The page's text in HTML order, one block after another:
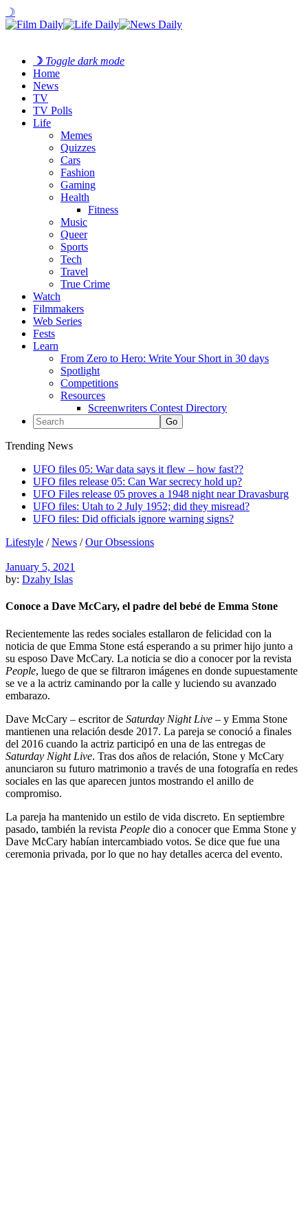
☽
☽ Toggle dark mode
Home
News
TV
TV Polls
Life
Memes
Quizzes
Cars
Fashion
Gaming
Health
Fitness
Music
Queer
Sports
Tech
Travel
True Crime
Watch
Filmmakers
Web Series
Fests
Learn
From Zero to Hero: Write Your Short in 30 days
Spotlight
Competitions
Resources
Screenwriters Contest Directory
Trending News
UFO files 05: War data says it flew – how fast??
UFO files release 05: Can War secrecy hold up?
UFO Files release 05 proves a 1948 night near Dravasburg
UFO files: Utah to 2 July 1952; did they misread?
UFO files: Did officials ignore warning signs?
Lifestyle /News /Our Obsessions
January 5, 2021
by: Dzahy Islas
Conoce a Dave McCary, el padre del bebé de Emma Stone
Recientemente las redes sociales estallaron de felicidad con la
noticia de que Emma Stone está esperando a su primer hijo junto a
su esposo Dave McCary. La noticia se dio a conocer por la revista
People, luego de que se filtraron imágenes en donde supuestamente
se ve a la actriz caminando por la calle y luciendo su avanzado
embarazo.
Dave McCary – escritor de Saturday Night Live – y Emma Stone
mantienen una relación desde 2017. La pareja se conoció a finales
del 2016 cuando la actriz participó en una de las entregas de
Saturday Night Live. Tras dos años de relación, Stone y McCary
anunciaron su futuro matrimonio a través de una fotografía en redes
sociales en las que aparecen juntos mostrando el anillo de
compromiso.
La pareja ha mantenido un estilo de vida discreto. En septiembre
pasado, también la revista People dio a conocer que Emma Stone y
Dave McCary habían intercambiado votos. Se dice que fue una
ceremonia privada, por lo que no hay detalles acerca del evento.